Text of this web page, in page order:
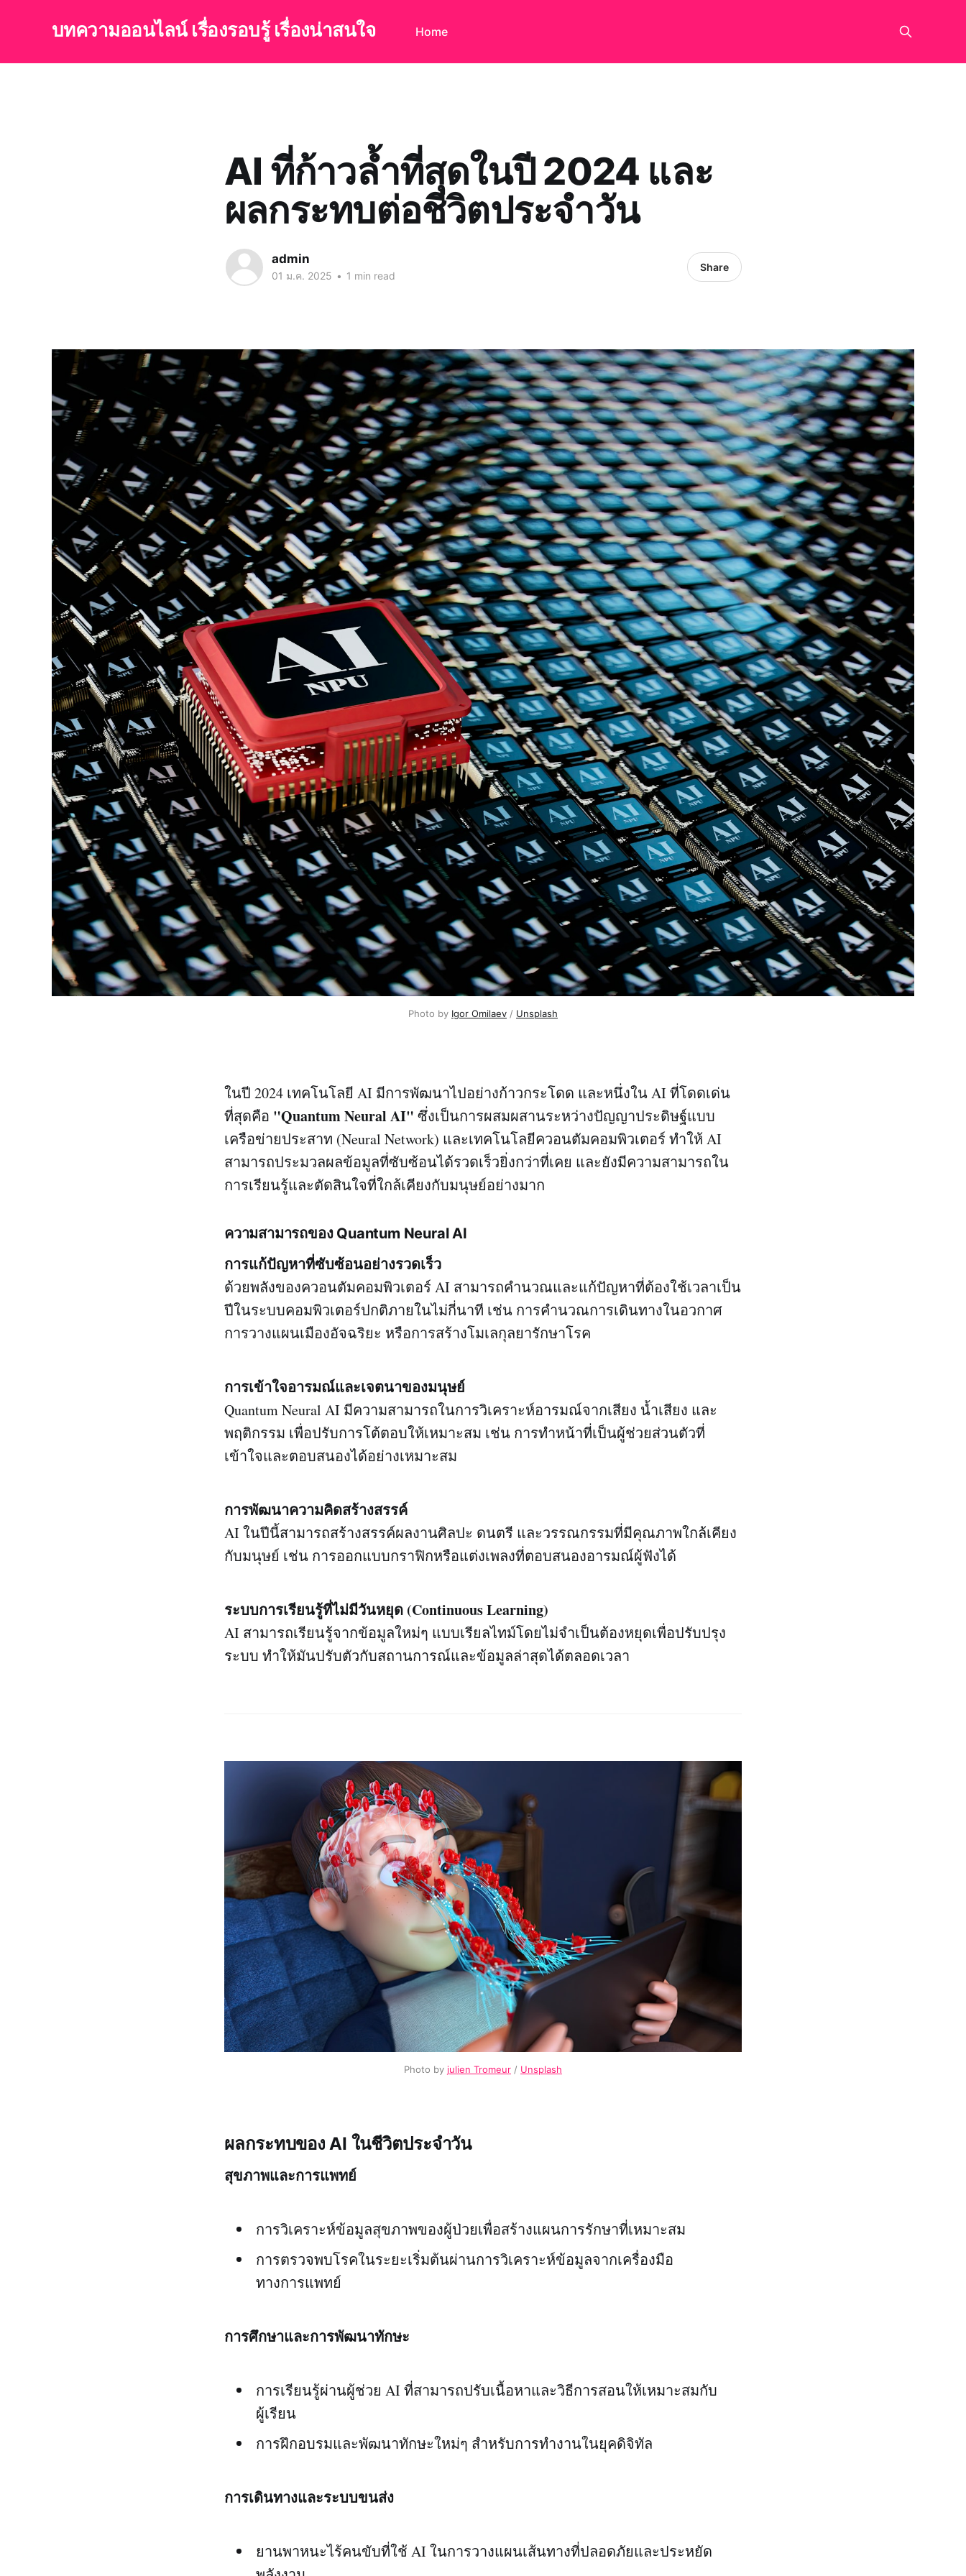
บทความออนไลน์ เรื่องรอบรู้ เรื่องน่าสนใจ Home
AI ที่ก้าวล้ำที่สุดในปี 2024 และ
ผลกระทบต่อชีวิตประจำวัน
admin
01 ม.ค. 2025 • 1 min read
Share
Photo by Igor Omilaev / Unsplash
ในปี 2024 เทคโนโลยี AI มีการพัฒนาไปอย่างก้าวกระโดด และหนึ่งใน AI ที่โดดเด่น
ที่สุดคือ "Quantum Neural AI" ซึ่งเป็นการผสมผสานระหว่างปัญญาประดิษฐ์แบบ
เครือข่ายประสาท (Neural Network) และเทคโนโลยีควอนตัมคอมพิวเตอร์ ทำให้ AI
สามารถประมวลผลข้อมูลที่ซับซ้อนได้รวดเร็วยิ่งกว่าที่เคย และยังมีความสามารถใน
การเรียนรู้และตัดสินใจที่ใกล้เคียงกับมนุษย์อย่างมาก
ความสามารถของ Quantum Neural AI
การแก้ปัญหาที่ซับซ้อนอย่างรวดเร็ว
ด้วยพลังของควอนตัมคอมพิวเตอร์ AI สามารถคำนวณและแก้ปัญหาที่ต้องใช้เวลาเป็น
ปีในระบบคอมพิวเตอร์ปกติภายในไม่กี่นาที เช่น การคำนวณการเดินทางในอวกาศ
การวางแผนเมืองอัจฉริยะ หรือการสร้างโมเลกุลยารักษาโรค
การเข้าใจอารมณ์และเจตนาของมนุษย์
Quantum Neural AI มีความสามารถในการวิเคราะห์อารมณ์จากเสียง น้ำเสียง และ
พฤติกรรม เพื่อปรับการโต้ตอบให้เหมาะสม เช่น การทำหน้าที่เป็นผู้ช่วยส่วนตัวที่
เข้าใจและตอบสนองได้อย่างเหมาะสม
การพัฒนาความคิดสร้างสรรค์
AI ในปีนี้สามารถสร้างสรรค์ผลงานศิลปะ ดนตรี และวรรณกรรมที่มีคุณภาพใกล้เคียง
กับมนุษย์ เช่น การออกแบบกราฟิกหรือแต่งเพลงที่ตอบสนองอารมณ์ผู้ฟังได้
ระบบการเรียนรู้ที่ไม่มีวันหยุด (Continuous Learning)
AI สามารถเรียนรู้จากข้อมูลใหม่ๆ แบบเรียลไทม์โดยไม่จำเป็นต้องหยุดเพื่อปรับปรุง
ระบบ ทำให้มันปรับตัวกับสถานการณ์และข้อมูลล่าสุดได้ตลอดเวลา
Photo by julien Tromeur / Unsplash
ผลกระทบของ AI ในชีวิตประจำวัน
สุขภาพและการแพทย์
การวิเคราะห์ข้อมูลสุขภาพของผู้ป่วยเพื่อสร้างแผนการรักษาที่เหมาะสม
การตรวจพบโรคในระยะเริ่มต้นผ่านการวิเคราะห์ข้อมูลจากเครื่องมือ
ทางการแพทย์
การศึกษาและการพัฒนาทักษะ
การเรียนรู้ผ่านผู้ช่วย AI ที่สามารถปรับเนื้อหาและวิธีการสอนให้เหมาะสมกับ
ผู้เรียน
การฝึกอบรมและพัฒนาทักษะใหม่ๆ สำหรับการทำงานในยุคดิจิทัล
การเดินทางและระบบขนส่ง
ยานพาหนะไร้คนขับที่ใช้ AI ในการวางแผนเส้นทางที่ปลอดภัยและประหยัด